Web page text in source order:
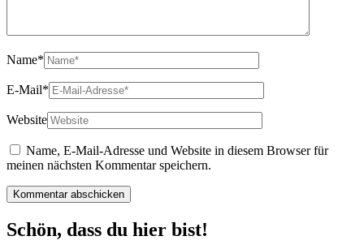
Name*
E-Mail*
Website
Name, E-Mail-Adresse und Website in diesem Browser für
meinen nächsten Kommentar speichern.
Schön, dass du hier bist!